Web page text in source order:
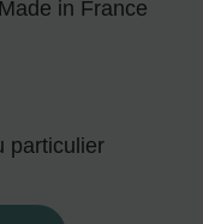
in France
particulier